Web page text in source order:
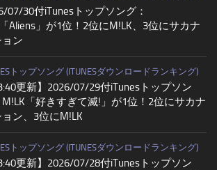
07/30付iTunesトップソング：
Aliens」が1位！2位にM!LK、3位にサカナ
ョン
トップソング (ITUNESダウンロードランキング)
更新】2026/07/29付iTunesトップソン
M!LK「好きすぎて滅!」が1位！2位にサカナ
ョン、3位にM!LK
トップソング (ITUNESダウンロードランキング)
更新】2026/07/28付iTunesトップソン